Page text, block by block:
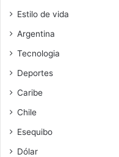
Estilo de vida
Argentina
Tecnologia
Deportes
Caribe
Chile
Esequibo
Dólar